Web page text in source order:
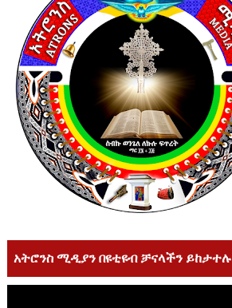
አትሮንስ ሚዲያን በዩቲዩብ ቻናላችን ይከታተሉ